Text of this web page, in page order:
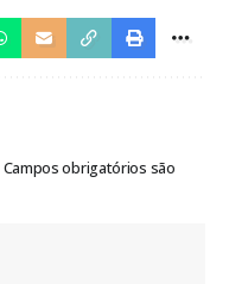
Campos obrigatórios são